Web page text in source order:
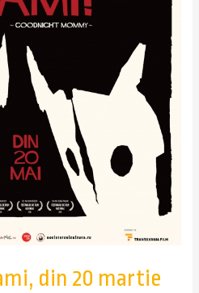
din 20 martie